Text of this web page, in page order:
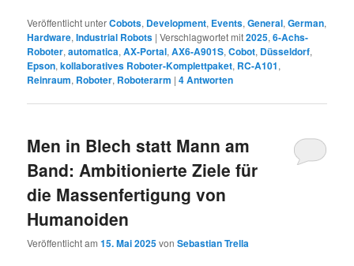
Veröffentlicht unterCobots, Development, Events,General,German,
Hardware,Industrial Robots |Verschlagwortet mit2025,6-Achs-
Roboter,automatica,AX-Portal,AX6-A901S,Cobot, Düsseldorf,
Epson,kollaboratives Roboter-Komplettpaket, RC-A101,
Reinraum, Roboter, Roboterarm |4Antworten
Men in Blech statt Mann am
Band: Ambitionierte Ziele für
die Massenfertigung von
Humanoiden
Veröffentlicht am15. Mai 2025vonSebastian Trella